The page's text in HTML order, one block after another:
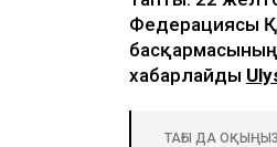
Федерациясы
хабарлайды
ТАҒЫ ДА